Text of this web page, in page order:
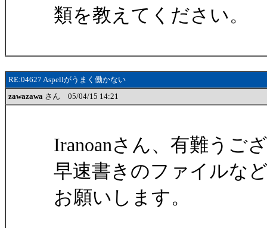
類を教えてください。
RE:04627 Aspellがうまく働かない
zawazawa さん 05/04/15 14:21
Iranoanさん、有難うご
早速書きのファイルな
お願いします。